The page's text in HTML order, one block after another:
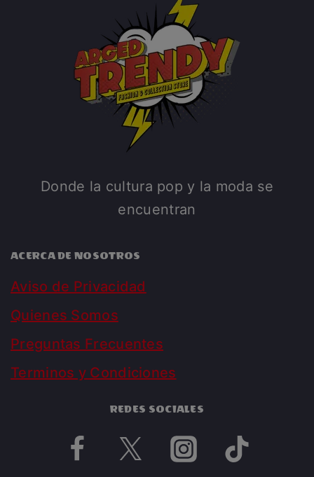
Donde la cultura pop y la moda se
encuentran
ACERCA DE NOSOTROS
Aviso de Privacidad
Quienes Somos
Preguntas Frecuentes
Terminos y Condiciones
REDES SOCIALES